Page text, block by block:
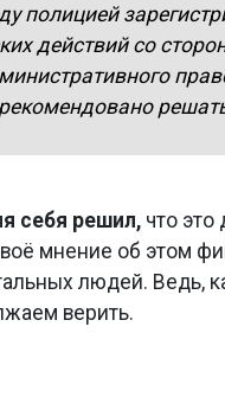
полицией
действий со
себя решил, что это
мнение об этом
людей. Ведь,
верить.